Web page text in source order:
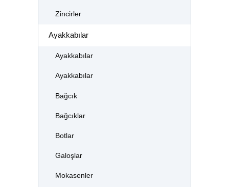
Zincirler
Ayakkabılar
Ayakkabılar
Ayakkabılar
Bağcık
Bağcıklar
Botlar
Galoşlar
Mokasenler